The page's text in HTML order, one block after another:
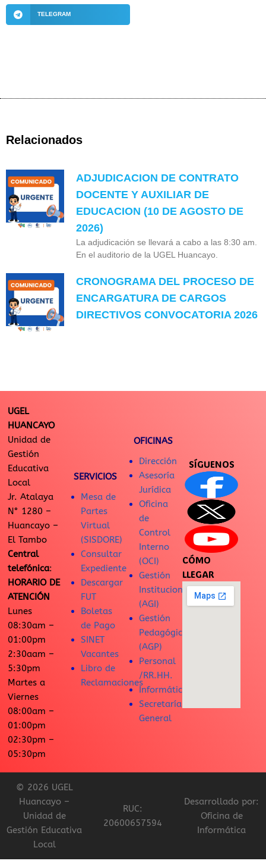
TELEGRAM
Relacionados
ADJUDICACION DE CONTRATO
DOCENTE Y AUXILIAR DE
EDUCACION (10 DE AGOSTO DE
2026)
La adjudicación se llevará a cabo a las 8:30 am.
En el auditorio de la UGEL Huancayo.
CRONOGRAMA DEL PROCESO DE
ENCARGATURA DE CARGOS
DIRECTIVOS CONVOCATORIA 2026
UGEL
HUANCAYO
Unidad de
Gestión
Educativa
Local
Jr. Atalaya
N° 1280 –
Huancayo –
El Tambo
Central
telefónica:
HORARIO DE
ATENCIÓN
Lunes
08:30am –
01:00pm
2:30aam –
5:30pm
Martes a
Viernes
08:00am –
01:00pm
02:30pm –
05:30pm
SERVICIOS
Mesa de
Partes
Virtual
(SISDORE)
Consultar
Expediente
Descargar
FUT
Boletas
de Pago
SINET
Vacantes
Libro de
Reclamaciones
OFICINAS
Dirección
Asesoría
Jurídica
Oficina
de
Control
Interno
(OCI)
Gestión
Institucional
(AGI)
Gestión
Pedagógica
(AGP)
Personal
/RR.HH.
Informática
Secretaría
General
SÍGUENOS
CÓMO
LLEGAR
© 2026 UGEL
Huancayo –
Unidad de
Gestión Educativa
Local
RUC:
20600657594
Desarrollado por:
Oficina de
Informática